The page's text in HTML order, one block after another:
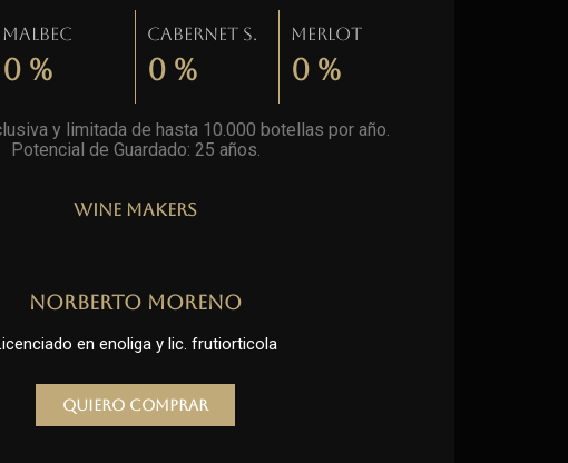
Malbec
0 %
Cabernet S.
0 %
Merlot
0 %
y limitada de hasta 10.000 botellas por año.
Potencial de Guardado: 25 años
Wine Makers
Norberto Moreno
en enoliga y lic. frutiorticola
Quiero comprar